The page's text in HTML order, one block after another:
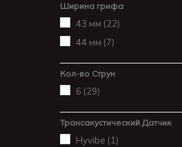
Ширина грифа
43 мм (22)
44 мм (7)
Кол-во Струн
6 (29)
Трансакустический Датчик
Hyvibe (1)